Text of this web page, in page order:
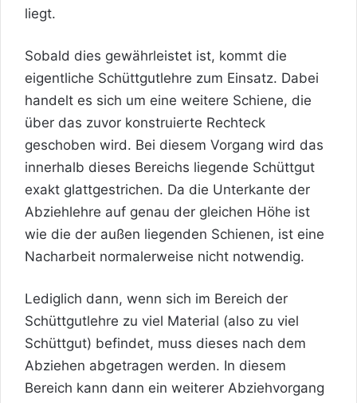
liegt.
Sobald dies gewährleistet ist, kommt die
eigentliche Schüttgutlehre zum Einsatz. Dabei
handelt es sich um eine weitere Schiene, die
über das zuvor konstruierte Rechteck
geschoben wird. Bei diesem Vorgang wird das
innerhalb dieses Bereichs liegende Schüttgut
exakt glattgestrichen. Da die Unterkante der
Abziehlehre auf genau der gleichen Höhe ist
wie die der außen liegenden Schienen, ist eine
Nacharbeit normalerweise nicht notwendig.
Lediglich dann, wenn sich im Bereich der
Schüttgutlehre zu viel Material (also zu viel
Schüttgut) befindet, muss dieses nach dem
Abziehen abgetragen werden. In diesem
Bereich kann dann ein weiterer Abziehvorgang